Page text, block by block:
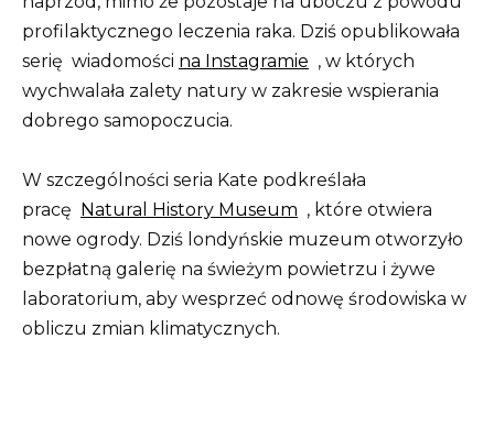
profilaktycznego leczenia raka. Dziś opublikowała
serię wiadomości na Instagramie , w których
wychwalała zalety natury w zakresie wspierania
dobrego samopoczucia.
W szczególności seria Kate podkreślała
pracę
Natural History Museum , które otwiera
nowe ogrody. Dziś londyńskie muzeum otworzyło
bezpłatną galerię na świeżym powietrzu i żywe
laboratorium, aby wesprzeć odnowę środowiska w
obliczu zmian klimatycznych.